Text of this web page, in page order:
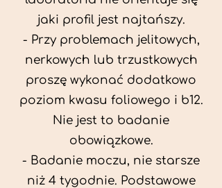
jaki profil jest najtańszy.
- Przy problemach jelitowych,
nerkowych lub trzustkowych
proszę wykonać dodatkowo
poziom kwasu foliowego i b12.
Nie jest to badanie
obowiązkowe.
- Badanie moczu, nie starsze
niż 4 tygodnie. Podstawowe